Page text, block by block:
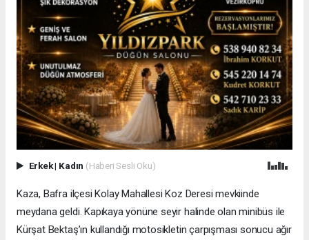
Erkek| Kadın (Haberi Sesli Oku)
Kaza, Bafra ilçesi Kolay Mahallesi Koz Deresi mevkiinde
meydana geldi. Kapıkaya yönüne seyir halinde olan minibüs ile
Kürşat Bektaş’ın kullandığı motosikletin çarpışması sonucu ağır